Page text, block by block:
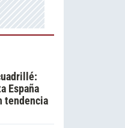
España
tendencia